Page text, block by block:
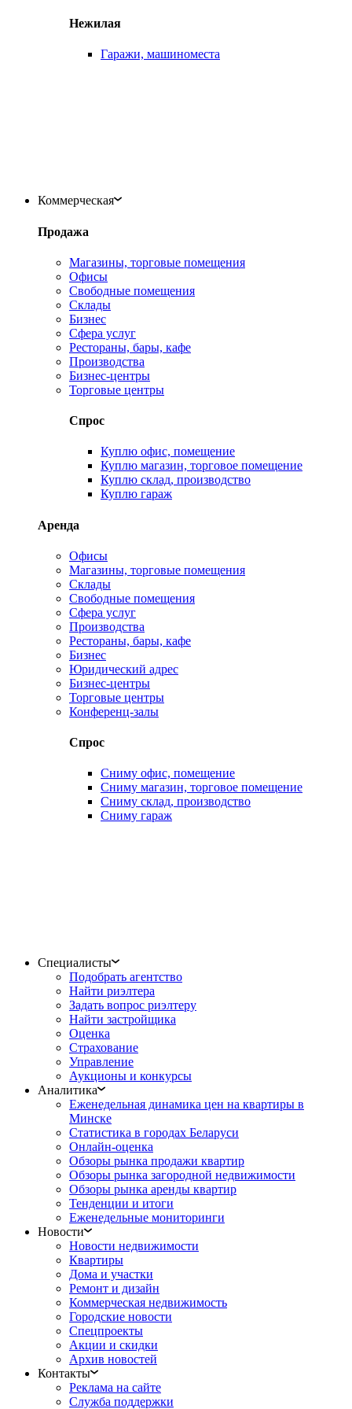
Нежилая
Гаражи, машиноместа
Коммерческая
Продажа
Магазины, торговые помещения
Офисы
Свободные помещения
Склады
Бизнес
Сфера услуг
Рестораны, бары, кафе
Производства
Бизнес-центры
Торговые центры
Спрос
Куплю офис, помещение
Куплю магазин, торговое помещение
Куплю склад, производство
Куплю гараж
Аренда
Офисы
Магазины, торговые помещения
Склады
Свободные помещения
Сфера услуг
Производства
Рестораны, бары, кафе
Бизнес
Юридический адрес
Бизнес-центры
Торговые центры
Конференц-залы
Спрос
Сниму офис, помещение
Сниму магазин, торговое помещение
Сниму склад, производство
Сниму гараж
Специалисты
Подобрать агентство
Найти риэлтера
Задать вопрос риэлтеру
Найти застройщика
Оценка
Страхование
Управление
Аукционы и конкурсы
Аналитика
Еженедельная динамика цен на квартиры в
Минске
Статистика в городах Беларуси
Онлайн-оценка
Обзоры рынка продажи квартир
Обзоры рынка загородной недвижимости
Обзоры рынка аренды квартир
Тенденции и итоги
Еженедельные мониторинги
Новости
Новости недвижимости
Квартиры
Дома и участки
Ремонт и дизайн
Коммерческая недвижимость
Городские новости
Спецпроекты
Акции и скидки
Архив новостей
Контакты
Реклама на сайте
Служба поддержки